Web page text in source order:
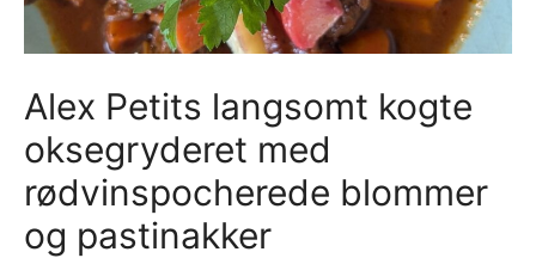
Alex Petits langsomt kogte
oksegryderet med
rødvinspocherede blommer
og pastinakker